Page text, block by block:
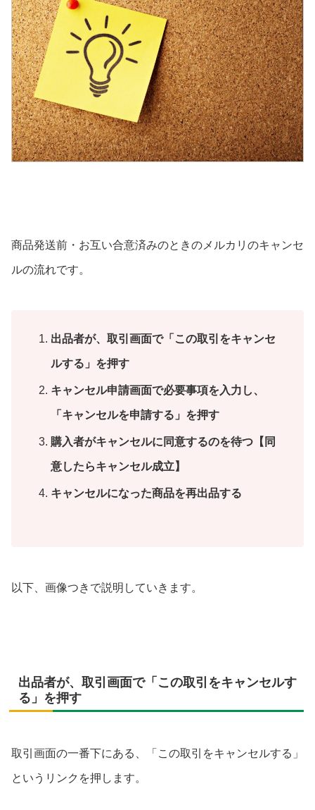
商品発送前・お互い合意済みのときのメルカリのキャンセ
ルの流れです。
出品者が、取引画面で「この取引をキャンセ
ルする」を押す
キャンセル申請画面で必要事項を入力し、
「キャンセルを申請する」を押す
購入者がキャンセルに同意するのを待つ【同
意したらキャンセル成立】
キャンセルになった商品を再出品する
以下、画像つきで説明していきます。
出品者が、取引画面で「この取引をキャンセルす
る」を押す
取引画面の一番下にある、「この取引をキャンセルする」
というリンクを押します。